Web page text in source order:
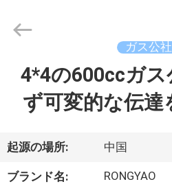
ロ
ダ
Shanghai
Rongyao
Reserved.
ガス公
4*4の600ccガス
ず可変的な伝達
起源の場所: 中国
ブランド名: RONGYAO